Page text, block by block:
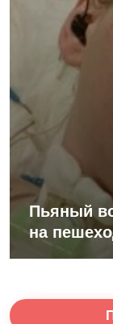
Пьяный
на